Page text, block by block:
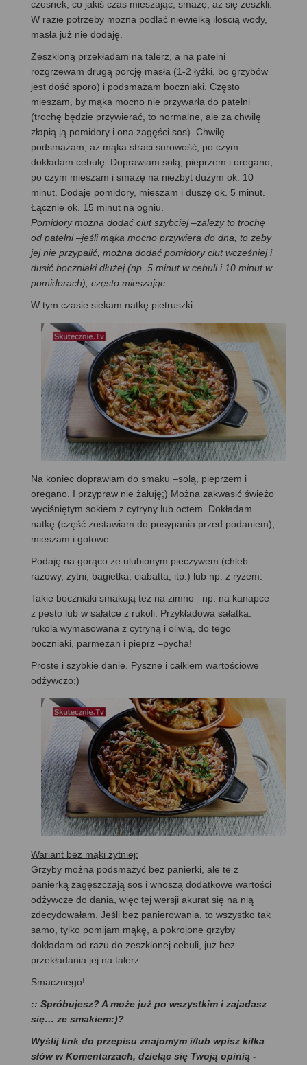
czosnek, co jakiś czas mieszając, smażę, aż się zeszkli.
W razie potrzeby można podlać niewielką ilością wody,
masła już nie dodaję.
Zeszkloną przekładam na talerz, a na patelni
rozgrzewam drugą porcję masła (1-2 łyżki, bo grzybów
jest dość sporo) i podsmażam boczniaki. Często
mieszam, by mąka mocno nie przywarła do patelni
(trochę będzie przywierać, to normalne, ale za chwilę
złapią ją pomidory i ona zagęści sos). Chwilę
podsmażam, aż mąka straci surowość, po czym
dokładam cebulę. Doprawiam solą, pieprzem i oregano,
po czym mieszam i smażę na niezbyt dużym ok. 10
minut. Dodaję pomidory, mieszam i duszę ok. 5 minut.
Łącznie ok. 15 minut na ogniu.
Pomidory można dodać ciut szybciej –zależy to trochę
od patelni –jeśli mąka mocno przywiera do dna, to żeby
jej nie przypalić, można dodać pomidory ciut wcześniej i
dusić boczniaki dłużej (np. 5 minut w cebuli i 10 minut w
pomidorach), często mieszając.
W tym czasie siekam natkę pietruszki.
Na koniec doprawiam do smaku –solą, pieprzem i
oregano. I przypraw nie żałuję;) Można zakwasić świeżo
wyciśniętym sokiem z cytryny lub octem. Dokładam
natkę (część zostawiam do posypania przed podaniem),
mieszam i gotowe.
Podaję na gorąco ze ulubionym pieczywem (chleb
razowy, żytni, bagietka, ciabatta, itp.) lub np. z ryżem.
Takie boczniaki smakują też na zimno –np. na kanapce
z pesto lub w sałatce z rukoli. Przykładowa sałatka:
rukola wymasowana z cytryną i oliwią, do tego
boczniaki, parmezan i pieprz –pycha!
Proste i szybkie danie. Pyszne i całkiem wartościowe
odżywczo;)
Wariant bez mąki żytniej:
Grzyby można podsmażyć bez panierki, ale te z
panierką zagęszczają sos i wnoszą dodatkowe wartości
odżywcze do dania, więc tej wersji akurat się na nią
zdecydowałam. Jeśli bez panierowania, to wszystko tak
samo, tylko pomijam mąkę, a pokrojone grzyby
dokładam od razu do zeszklonej cebuli, już bez
przekładania jej na talerz.
Smacznego!
:: Spróbujesz? A może już po wszystkim i zajadasz
się… ze smakiem:)?
Wyślij link do przepisu znajomym i/lub wpisz kilka
słów w Komentarzach, dzieląc się Twoją opinią -